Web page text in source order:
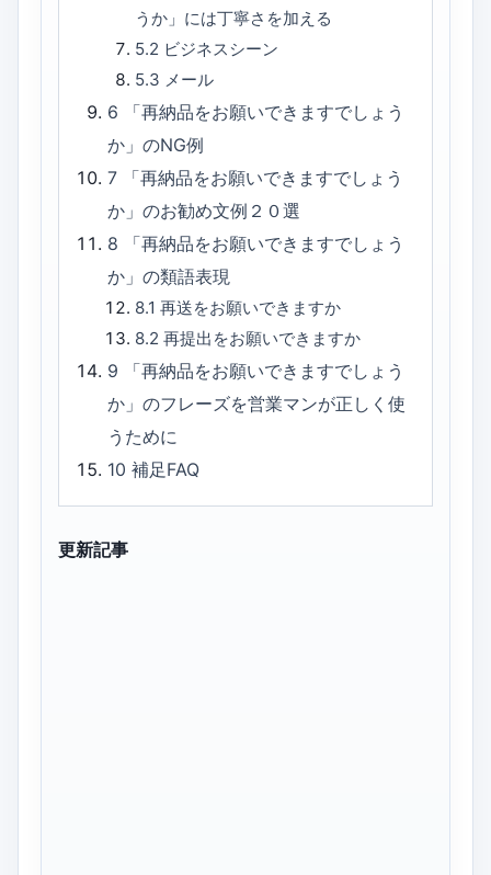
うか」には丁寧さを加える
5.2 ビジネスシーン
5.3 メール
6
「再納品をお願いできますでしょう
か」のNG例
7
「再納品をお願いできますでしょう
か」のお勧め文例２０選
8
「再納品をお願いできますでしょう
か」の類語表現
8.1 再送をお願いできますか
8.2 再提出をお願いできますか
9
「再納品をお願いできますでしょう
か」のフレーズを営業マンが正しく使
うために
10補足FAQ
更新記事